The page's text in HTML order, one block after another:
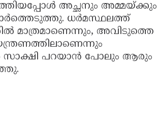
അച്ഛനും അമ്മയ്ക്കും
ധർമസ്ഥലത്ത്
മാത്രമാണെന്നും, അവിടുത്തെ
സാക്ഷി പറയാൻ പോലും ആരും